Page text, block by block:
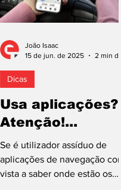
Usa aplicações?
Atenção!...
Se é utilizador assíduo de
aplicações de navegação com
vista a saber onde estão os
Dicas
João Isaac
15 de jun. de 2025